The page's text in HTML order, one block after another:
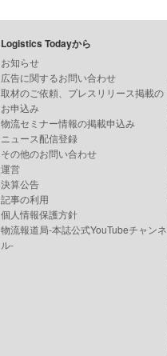
Logistics Todayから
お知らせ
広告に関するお問い合わせ
取材のご依頼、プレスリリース掲載の
お申込み
物流セミナー情報の掲載申込み
ニュース配信登録
その他のお問い合わせ
運営
決算公告
記事の利用
個人情報保護方針
物流報道局-本誌公式YouTubeチャンネ
ル-